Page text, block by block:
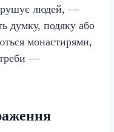
людей, —
думку, подяку або
монастирями,
—